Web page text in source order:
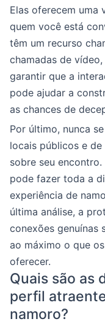
Elas oferecem uma
quem você está
têm um recurso
chamadas de
garantir que a
pode ajudar a
as chances de
Por último, nunca
locais públicos e
sobre seu
pode fazer toda a
experiência de
última análise, a
conexões genuínas
ao máximo o que
oferecer.
Quais são as
perfil
namoro?